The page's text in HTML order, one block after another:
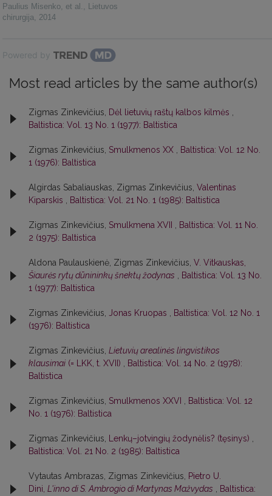
Paulius Misenko, et al. , Lietuvos
chirurgija, 2014
Powered by
Most read articles by the same author(s)
Zigmas Zinkevičius, Dėl lietuvių raštų kalbos kilmės ,
Baltistica: Vol. 13 No. 1 (1977): Baltistica
Zigmas Zinkevičius, Smulkmenos XX , Baltistica: Vol. 12 No.
1 (1976): Baltistica
Algirdas Sabaliauskas, Zigmas Zinkevičius, Valentinas
Kiparskis , Baltistica: Vol. 21 No. 1 (1985): Baltistica
Zigmas Zinkevičius, Smulkmena XVII , Baltistica: Vol. 11 No.
2 (1975): Baltistica
Aldona Paulauskienė, Zigmas Zinkevičius, V. Vitkauskas,
Šiaurės rytų dūnininkų šnektų žodynas , Baltistica: Vol. 13 No.
1 (1977): Baltistica
Zigmas Zinkevičius, Jonas Kruopas , Baltistica: Vol. 12 No. 1
(1976): Baltistica
Zigmas Zinkevičius, Lietuvių arealinės lingvistikos
klausimai (= LKK, t. XVII) , Baltistica: Vol. 14 No. 2 (1978):
Baltistica
Zigmas Zinkevičius, Smulkmenos XXVI , Baltistica: Vol. 12
No. 1 (1976): Baltistica
Zigmas Zinkevičius, Lenkų–jotvingių žodynėlis? (tęsinys) ,
Baltistica: Vol. 21 No. 2 (1985): Baltistica
Vytautas Ambrazas, Zigmas Zinkevičius, Pietro U.
Dini, L'inno di S. Ambrogio di Martynas Mažvydas , Baltistica: